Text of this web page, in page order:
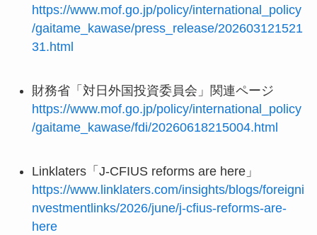
https://www.mof.go.jp/policy/international_policy
/gaitame_kawase/press_release/202603121521
31.html
財務省「対日外国投資委員会」関連ページ
https://www.mof.go.jp/policy/international_policy
/gaitame_kawase/fdi/20260618215004.html
Linklaters「J-CFIUS reforms are here」
https://www.linklaters.com/insights/blogs/foreigni
nvestmentlinks/2026/june/j-cfius-reforms-are-
here